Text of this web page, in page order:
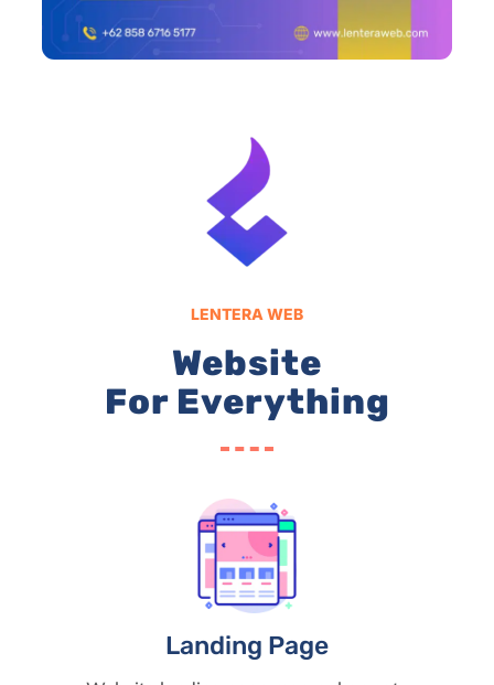
LENTERA WEB
Website
For Everything
Landing Page